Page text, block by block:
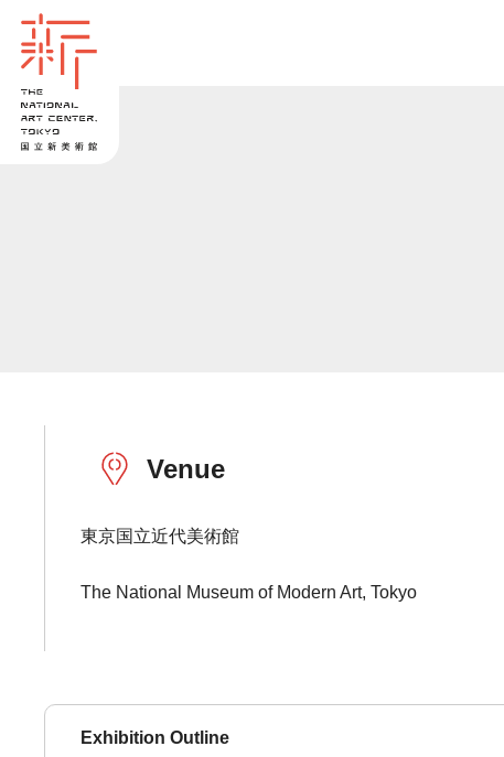
Venue
東京国立近代美術館
The National Museum of Modern Art, Tokyo
Exhibition Outline